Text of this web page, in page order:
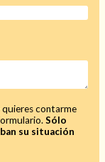
quieres contarme
Sólo
su situación